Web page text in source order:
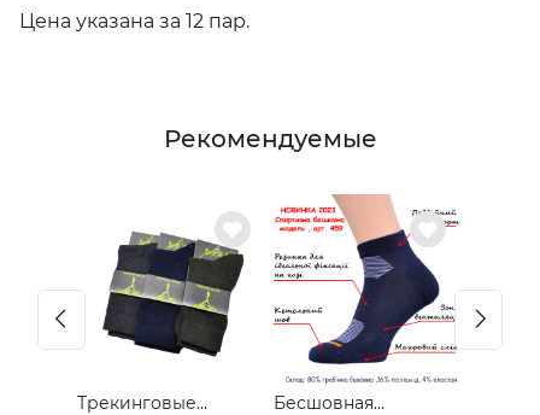
Цена указана за 12 пар.
Рекомендуемые
Трекинговые
Бесшовная